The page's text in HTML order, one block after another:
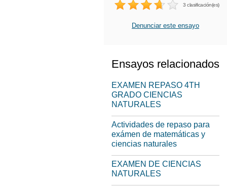
3 clasificación(es)
Denunciar este ensayo
Ensayos relacionados
EXAMEN REPASO 4TH
GRADO CIENCIAS
NATURALES
Actividades de repaso para
exámen de matemáticas y
ciencias naturales
EXAMEN DE CIENCIAS
NATURALES